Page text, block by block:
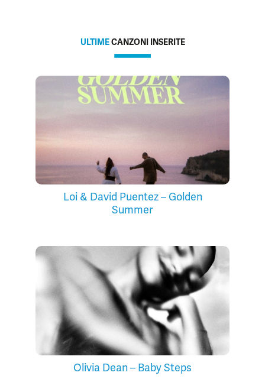
ULTIMECANZONI INSERITE
Loi & David Puentez – Golden
Summer
Olivia Dean – Baby Steps